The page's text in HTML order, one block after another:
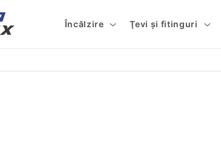
Încălzire Ţevi şi fitinguri